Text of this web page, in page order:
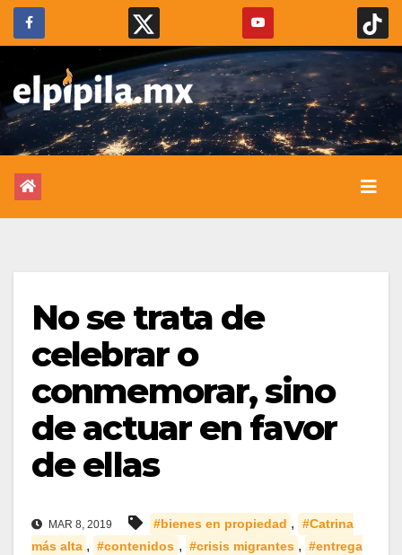
No se trata de
celebrar o
conmemorar, sino
de actuar en favor
de ellas
MAR 8, 2019 #bienes en propiedad ,
#Catrina
más alta , #contenidos , #crisis migrantes , #entrega